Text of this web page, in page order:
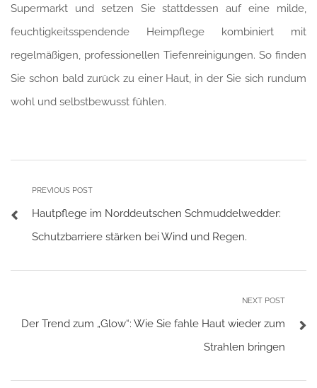
Supermarkt und setzen Sie stattdessen auf eine milde,
feuchtigkeitsspendende Heimpflege kombiniert mit
regelmäßigen, professionellen Tiefenreinigungen. So finden
Sie schon bald zurück zu einer Haut, in der Sie sich rundum
wohl und selbstbewusst fühlen.
PREVIOUS POST
Hautpflege im Norddeutschen Schmuddelwedder:
Schutzbarriere stärken bei Wind und Regen.
NEXT POST
Der Trend zum „Glow“: Wie Sie fahle Haut wieder zum
Strahlen bringen